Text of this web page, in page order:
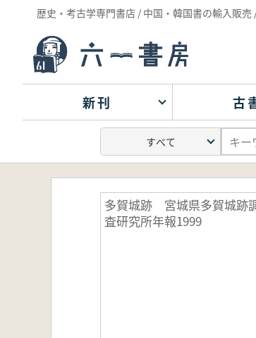
歴史・考古学専門書店 / 中国・韓国書の輸入販売
新刊 古
多賀城跡 宮城県多賀城跡
査研究所年報1999